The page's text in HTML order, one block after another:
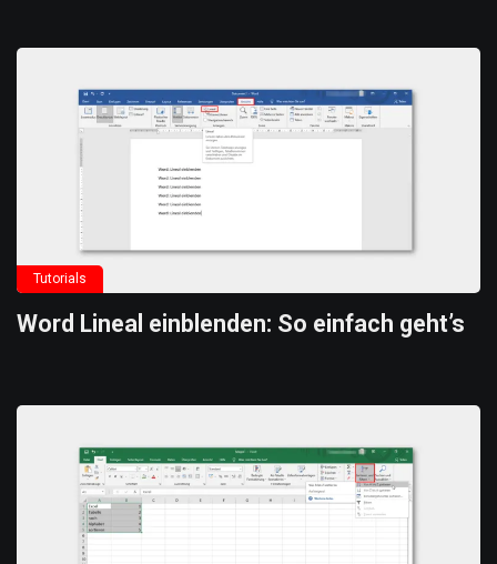
Tutorials
Word Lineal einblenden: So einfach geht’s